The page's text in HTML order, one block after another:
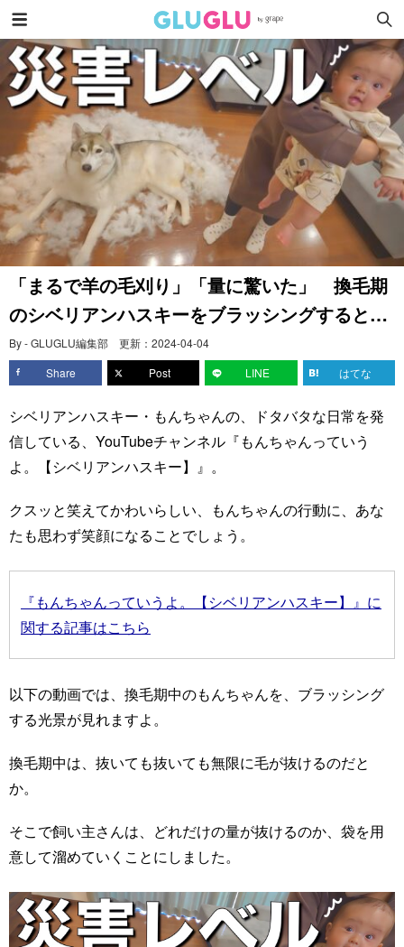
「まるで羊の毛刈り」「量に驚いた」 換毛期
のシベリアンハスキーをブラッシングすると…
By - GLUGLU編集部 更新： 2024-04-04
Share
Post LINE はてな
シベリアンハスキー・もんちゃんの、ドタバタな日常を発
信している、YouTubeチャンネル『もんちゃんっていう
よ。【シベリアンハスキー】』。
クスッと笑えてかわいらしい、もんちゃんの行動に、あな
たも思わず笑顔になることでしょう。
『もんちゃんっていうよ。【シベリアンハスキー】』に
関する記事はこちら
以下の動画では、換毛期中のもんちゃんを、ブラッシング
する光景が見れますよ。
換毛期中は、抜いても抜いても無限に毛が抜けるのだと
か。
そこで飼い主さんは、どれだけの量が抜けるのか、袋を用
意して溜めていくことにしました。